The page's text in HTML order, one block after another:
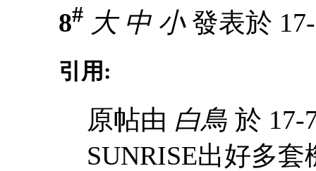
8# 大 中 小發表於
引用:
原帖由 白鳥 於 17-
SUNRISE出好多